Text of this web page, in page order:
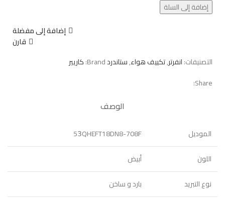
إضافة إلى السلة
إضافة إلى مفضلة
قارن
التصنيفات:انفرتر,تكييف هواء,ستاندردBrand: كاريير
Share:
الوصف
الموديل
53َQHEFT18DN8-708F
اللون
أبيض
نوع التبريد
بارد و ساخن